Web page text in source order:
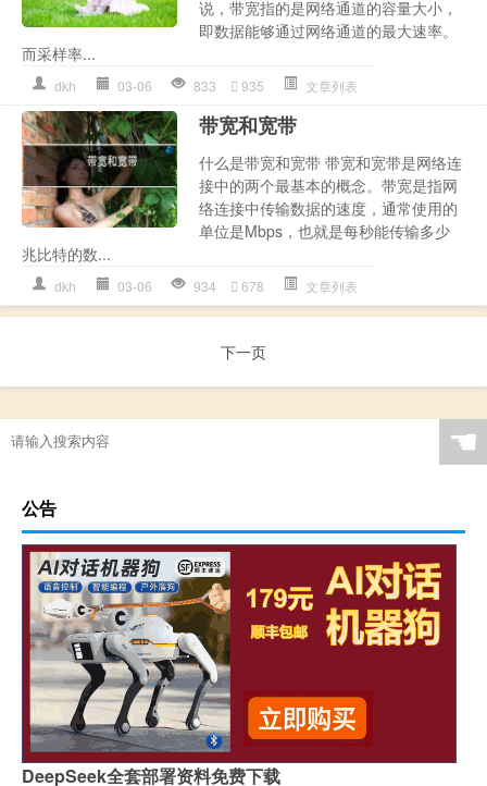
说，带宽指的是网络通道的容量大小，
即数据能够通过网络通道的最大速率。
而采样率...
dkh 03-06 833 935 文章列表
带宽和宽带
什么是带宽和宽带 带宽和宽带是网络连
接中的两个最基本的概念。带宽是指网
络连接中传输数据的速度，通常使用的
单位是Mbps，也就是每秒能传输多少
兆比特的数...
dkh 03-06 934 678 文章列表
下一页
☚
公告
DeepSeek全套部署资料免费下载